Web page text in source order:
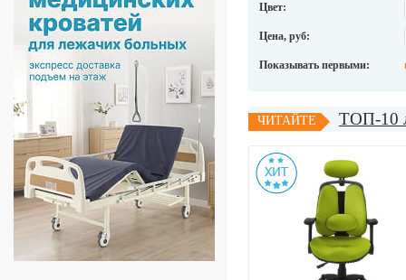
Цвет:
Цена, руб:
Показывать первыми:
ЧИТАЙТЕ ТОП-10